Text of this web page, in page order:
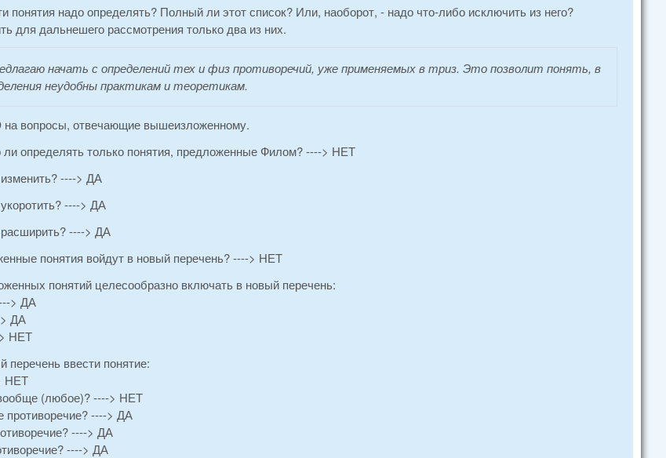
понятия надо определять? Полный ли этот список? Или, наоборот, - надо что-либо исключить из него?
для дальнешего рассмотрения только два из них.
начать с определений тех и физ противоречий, уже применяемых в триз. Это позволит понять, в
неудобны практикам и теоретикам.
вопросы, отвечающие вышеизложенному.
ли определять только понятия, предложенные Филом? ----> НЕТ
----> ДА
----> ДА
----> ДА
понятия войдут в новый перечень? ----> НЕТ
понятий целесообразно включать в новый перечень:
> ДА
ДА
НЕТ
перечень ввести понятие:
НЕТ
(любое)? ----> НЕТ
противоречие? ----> ДА
----> ДА
----> ДА